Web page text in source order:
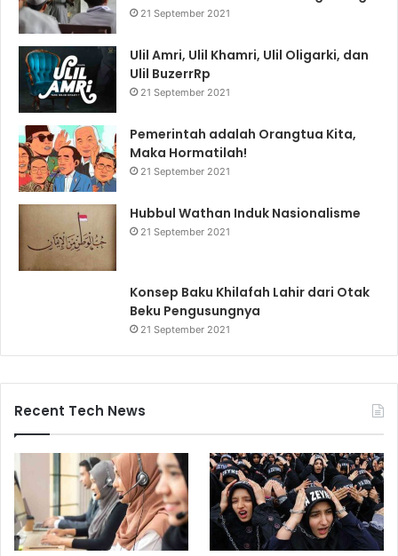
21 September 2021
Ulil Amri, Ulil Khamri, Ulil Oligarki, dan
Ulil BuzerrRp
21 September 2021
Pemerintah adalah Orangtua Kita,
Maka Hormatilah!
21 September 2021
Hubbul Wathan Induk Nasionalisme
21 September 2021
Konsep Baku Khilafah Lahir dari Otak
Beku Pengusungnya
21 September 2021
Recent Tech News